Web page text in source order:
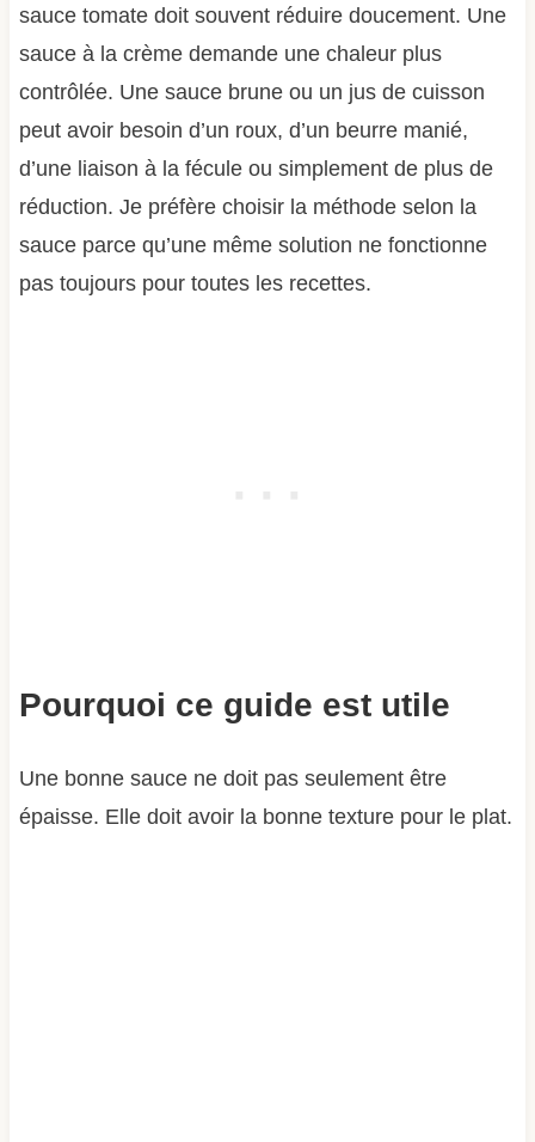
sauce tomate doit souvent réduire doucement. Une
sauce à la crème demande une chaleur plus
contrôlée. Une sauce brune ou un jus de cuisson
peut avoir besoin d’un roux, d’un beurre manié,
d’une liaison à la fécule ou simplement de plus de
réduction. Je préfère choisir la méthode selon la
sauce parce qu’une même solution ne fonctionne
pas toujours pour toutes les recettes.
Pourquoi ce guide est utile
Une bonne sauce ne doit pas seulement être
épaisse. Elle doit avoir la bonne texture pour le plat.